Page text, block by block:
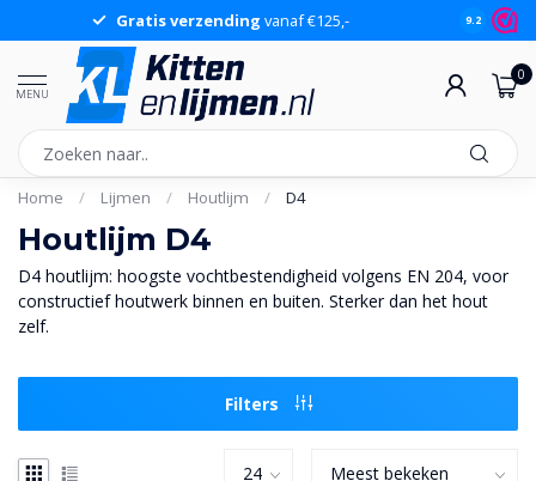
Gratis verzending vanaf €125,- 9.2
MENU
0
Home / Lijmen / Houtlijm / D4
Houtlijm D4
D4 houtlijm: hoogste vochtbestendigheid volgens EN 204, voor
constructief houtwerk binnen en buiten. Sterker dan het hout
zelf.
Filters